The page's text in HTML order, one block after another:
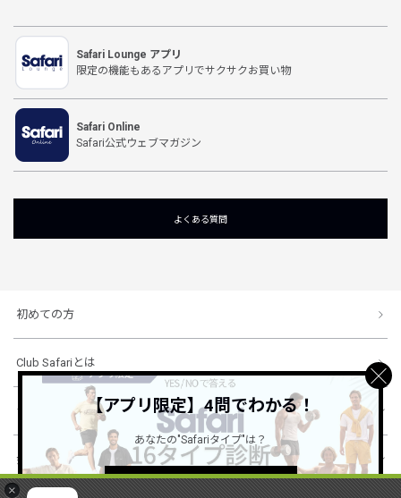
×
Safari Lounge アプリ
限定の機能もあるアプリでサクサクお買い物
Safari Online
Safari公式ウェブマガジン
よくある質問
初めての方
Club Safariとは
ショッピングガイド
会社概要・規約
【アプリ限定】4問でわかる！
あなたの"Safariタイプ"は？
詳しくはこちら ＞